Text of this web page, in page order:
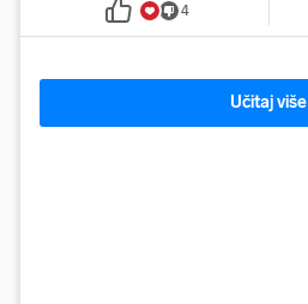
4
Učitaj više